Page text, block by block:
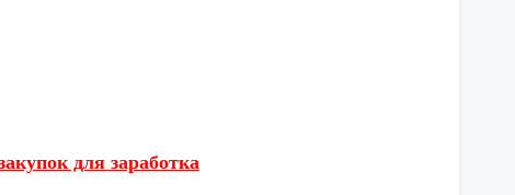
для заработка